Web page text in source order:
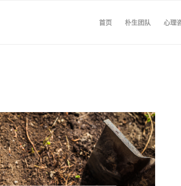
首页 朴生团队 心理